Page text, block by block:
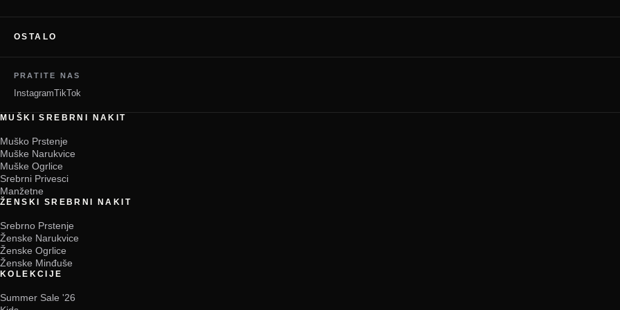
OSTALO
PRATITE NAS
InstagramTikTok
MUŠKI SREBRNI NAKIT
Muško Prstenje
Muške Narukvice
Muške Ogrlice
Srebrni Privesci
Manžetne
ŽENSKI SREBRNI NAKIT
Srebrno Prstenje
Ženske Narukvice
Ženske Ogrlice
Ženske Minđuše
KOLEKCIJE
Summer Sale '26